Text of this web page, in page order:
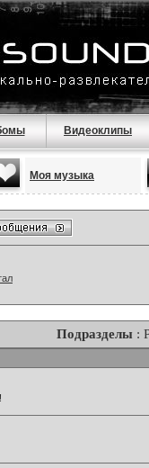
Видеоклипы
Моя музыка
Подразделы :